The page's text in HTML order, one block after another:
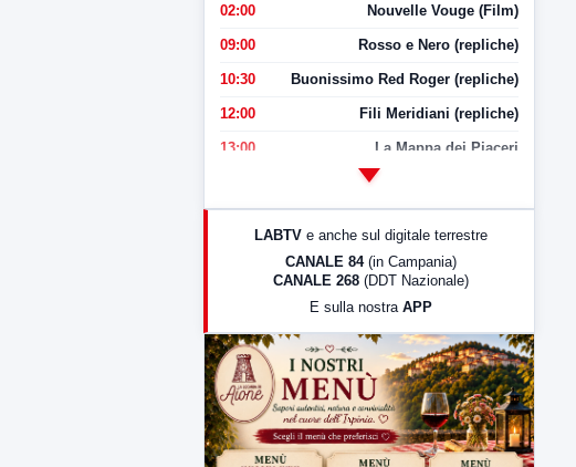
02:00 Nouvelle Vouge (Film)
09:00 Rosso e Nero (repliche)
10:30 Buonissimo Red Roger (repliche)
12:00 Fili Meridiani (repliche)
13:00 La Mappa dei Piaceri
LabNews (Diretta)
23:00 LabNews (replica)
LABTV e anche sul digitale terrestre
CANALE 84 (in Campania)
CANALE 268 (DDT Nazionale)
E sulla nostra APP